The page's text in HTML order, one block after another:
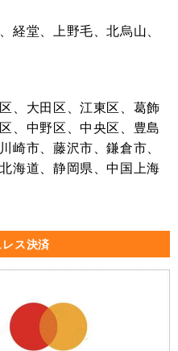
経堂、上野毛、北烏山、
、大田区、江東区、葛飾
、中野区、中央区、豊島
崎市、藤沢市、鎌倉市、
海道、静岡県、中国上海
ス決済